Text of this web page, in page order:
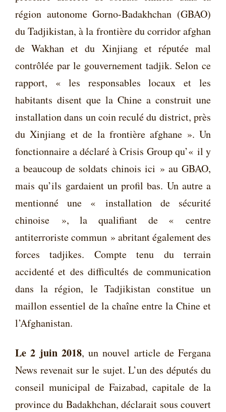
région autonome Gorno-Badakhchan (GBAO)
du Tadjikistan, à la frontière du corridor afghan
de Wakhan et du Xinjiang et réputée mal
contrôlée par le gouvernement tadjik. Selon ce
rapport, « les responsables locaux et les
habitants disent que la Chine a construit une
installation dans un coin reculé du district, près
du Xinjiang et de la frontière afghane ». Un
fonctionnaire a déclaré à Crisis Group qu’« il y
a beaucoup de soldats chinois ici » au GBAO,
mais qu’ils gardaient un profil bas. Un autre a
mentionné une « installation de sécurité
chinoise », la qualifiant de « centre
antiterroriste commun » abritant également des
forces tadjikes. Compte tenu du terrain
accidenté et des difficultés de communication
dans la région, le Tadjikistan constitue un
maillon essentiel de la chaîne entre la Chine et
l’Afghanistan.
Le 2 juin 2018, un nouvel article de Fergana
News revenait sur le sujet. L’un des députés du
conseil municipal de Faizabad, capitale de la
province du Badakhchan, déclarait sous couvert